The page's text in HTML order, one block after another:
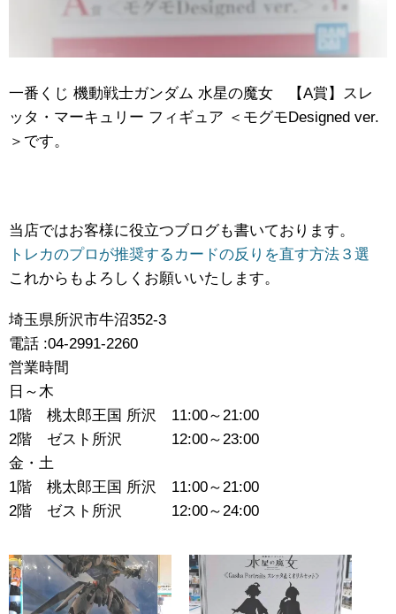
一番くじ 機動戦士ガンダム 水星の魔女 【A賞】スレ
ッタ・マーキュリー フィギュア ＜モグモDesigned ver.
＞です。
当店ではお客様に役立つブログも書いております。
トレカのプロが推奨するカードの反りを直す方法３選
これからもよろしくお願いいたします。
埼玉県所沢市牛沼352-3
電話 :04-2991-2260
営業時間
日～木
1階 桃太郎王国 所沢 11:00～21:00
2階 ゼスト所沢 12:00～23:00
金・土
1階 桃太郎王国 所沢 11:00～21:00
2階 ゼスト所沢 12:00～24:00